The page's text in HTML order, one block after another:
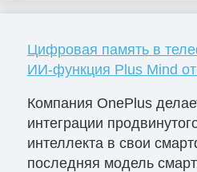
Цифровая память в
ИИ-функция Plus Mind
Компания OnePlus
интеграции
интеллекта в свои
последняя модель